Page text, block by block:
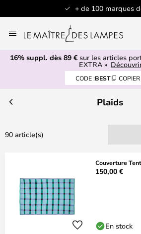
+ de 100 marques
au
contenu
16% suppl. dès 89 € sur les articles
EXTRA »
CODE :BEST COPIER
Plaids
90 article(s)
Couverture
150,00 €
En stock